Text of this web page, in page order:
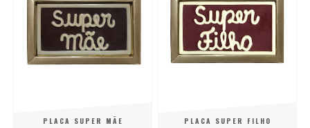
PLACA SUPER MÃE PLACA SUPER FILHO